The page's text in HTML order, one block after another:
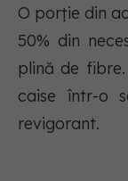
O porție din
50% din
plină de
caise într-o
revigorant.